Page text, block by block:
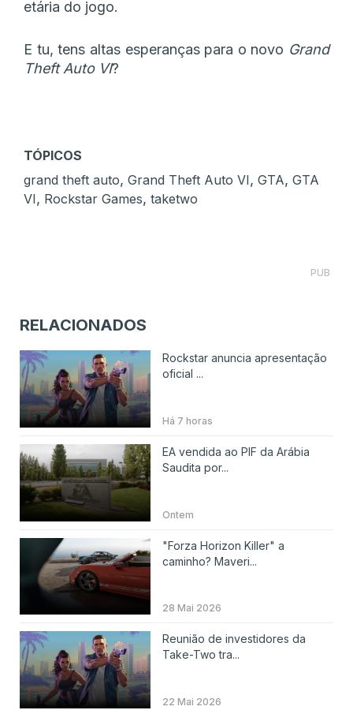
etária do jogo.
E tu, tens altas esperanças para o novo Grand
Theft Auto VI?
TÓPICOS
grand theft auto, Grand Theft Auto VI, GTA, GTA
VI, Rockstar Games, taketwo
PUB
RELACIONADOS
Rockstar anuncia apresentação
oficial ...
Há 7 horas
EA vendida ao PIF da Arábia
Saudita por...
Ontem
"Forza Horizon Killer" a
caminho? Maveri...
28 Mai 2026
Reunião de investidores da
Take-Two tra...
22 Mai 2026